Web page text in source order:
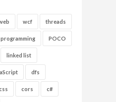
wcf threads
programming POCO
linked list
dfs
cors c#